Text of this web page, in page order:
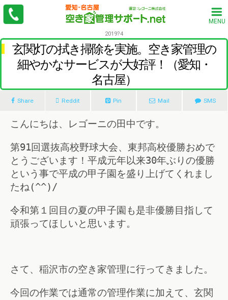
MENU
2019?4
玄関灯の拭き掃除を実施。空き家管理の
細やかなサービスが大好評！（愛知・
名古屋）
Share Reddit Pin Mail SMS
こんにちは、レゴーニの田中です。
第91回選抜高校野球大会、東邦高校優勝おめで
とうございます！平成元年以来30年ぶりの優勝
という事で平成の甲子園を盛り上げてくれまし
たね(^^)/
令和第１回目の夏の甲子園も是非優勝目指して
頑張ってほしいと思います。
さて、稲沢市の空き家管理に行ってきました。
今回の作業では通常の管理作業に加えて、玄関